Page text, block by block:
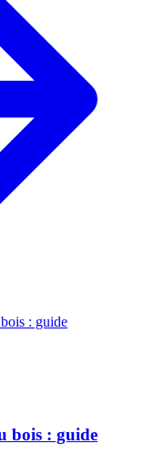
bois : guide